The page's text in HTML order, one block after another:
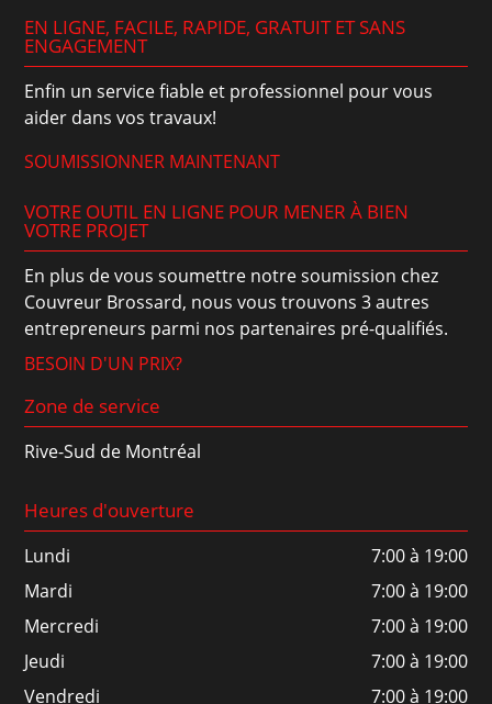
EN LIGNE, FACILE, RAPIDE, GRATUIT ET SANS
ENGAGEMENT
Enfin un service fiable et professionnel pour vous
aider dans vos travaux!
SOUMISSIONNER MAINTENANT
VOTRE OUTIL EN LIGNE POUR MENER À BIEN
VOTRE PROJET
En plus de vous soumettre notre soumission chez
Couvreur Brossard, nous vous trouvons 3 autres
entrepreneurs parmi nos partenaires pré-qualifiés.
BESOIN D'UN PRIX?
Zone de service
Rive-Sud de Montréal
Heures d'ouverture
Lundi
7:00 à 19:00
Mardi
7:00 à 19:00
Mercredi
7:00 à 19:00
Jeudi
7:00 à 19:00
Vendredi
7:00 à 19:00